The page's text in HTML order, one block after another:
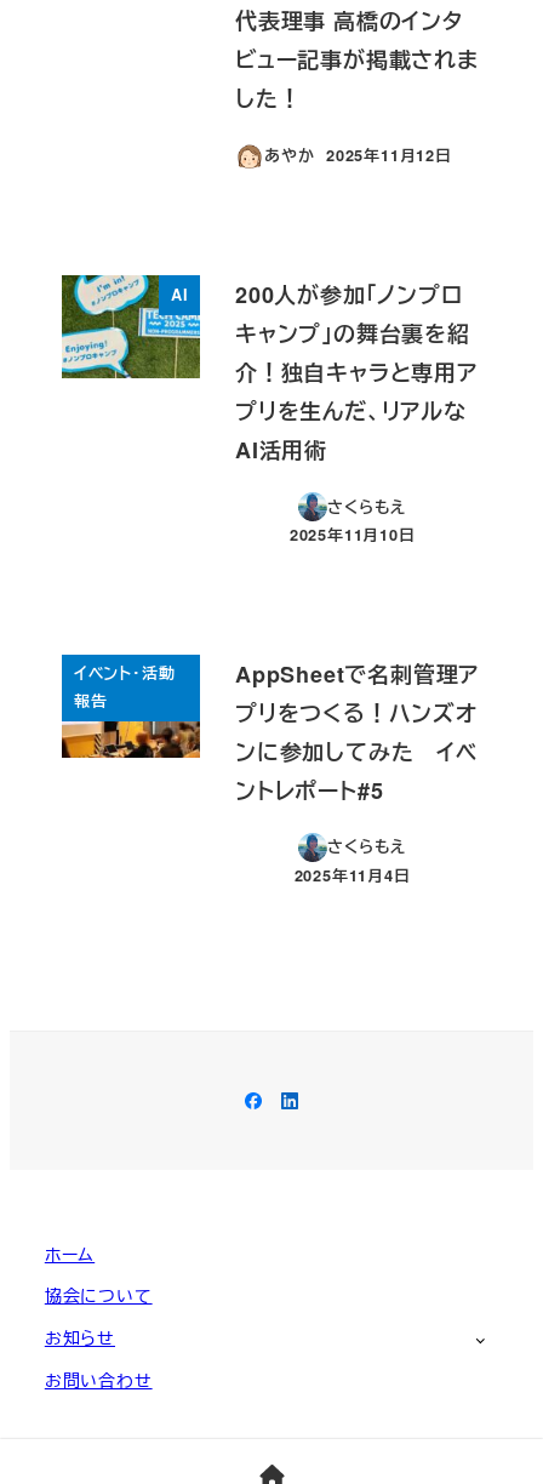
代表理事 高橋のインタ
ビュー記事が掲載されま
した！
あやか
投稿日
2025年11月12日
AI
200人が参加「ノンプロ
キャンプ」の舞台裏を紹
介！独自キャラと専用ア
プリを生んだ、リアルな
AI活用術
さくらもえ
投稿日
2025年11月10日
イベント・活動
報告
AppSheetで名刺管理ア
プリをつくる！ハンズオ
ンに参加してみた イベ
ントレポート#5
さくらもえ
投稿日
2025年11月4日
Facebook
LinkedIn
ホーム
協会について
お知らせ
お問い合わせ